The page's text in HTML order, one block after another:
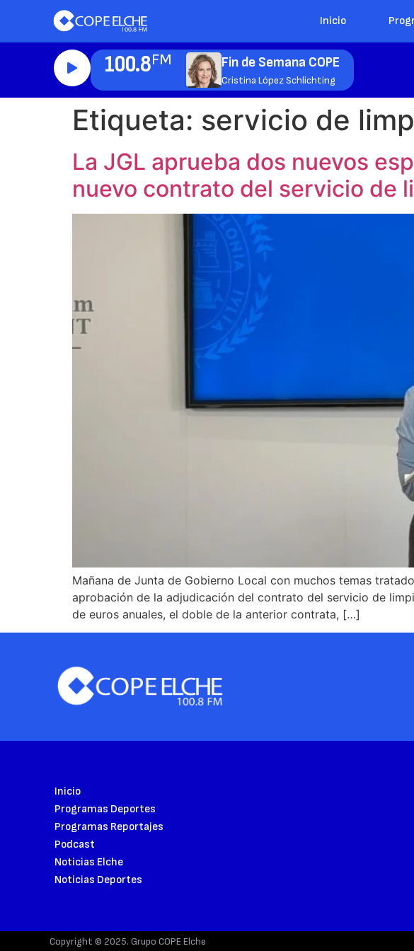
Inicio
100.8FM Fin de Semana COPE
Cristina López Schlichting
Etiqueta: servicio de
La JGL aprueba dos nuevos
nuevo contrato del servicio de
Mañana de Junta de Gobierno Local con muchos temas
aprobación de la adjudicación del contrato del servicio de
de euros anuales, el doble de la anterior contrata, […]
Inicio
Programas Deportes
Programas Reportajes
Podcast
Noticias Elche
Noticias Deportes
Copyright © 2025. Grupo COPE Elche